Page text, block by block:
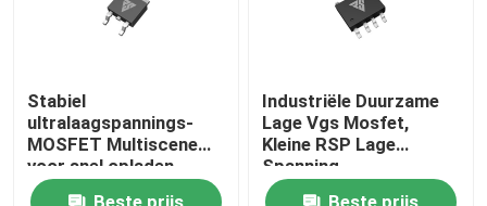
Stabiel
ultralaagspannings-
MOSFET Multiscene
voor snel opladen
Beste prijs
Industriële Duurzame
Lage Vgs Mosfet,
Kleine RSP Lage
Spanning
Schakeltransistor
Beste prijs